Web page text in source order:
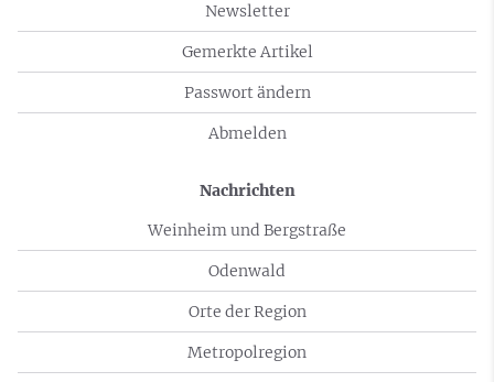
Newsletter
Gemerkte Artikel
Passwort ändern
Abmelden
Nachrichten
Weinheim und Bergstraße
Odenwald
Orte der Region
Metropolregion